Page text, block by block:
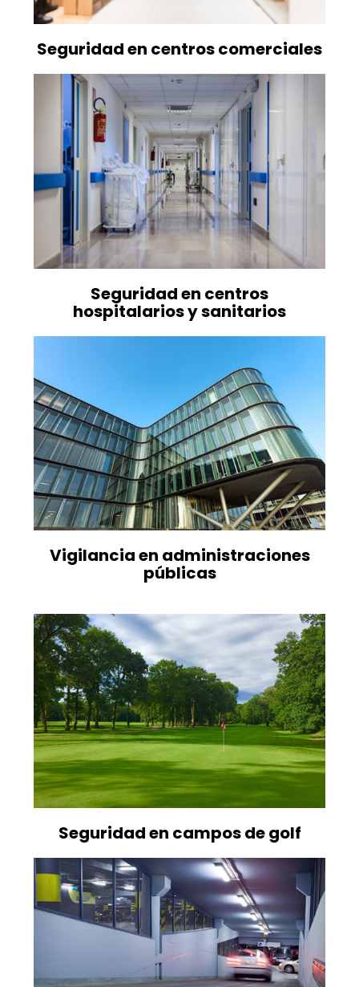
Seguridad en centros comerciales
Seguridad en centros
hospitalarios y sanitarios
Vigilancia en administraciones
públicas
Seguridad en campos de golf